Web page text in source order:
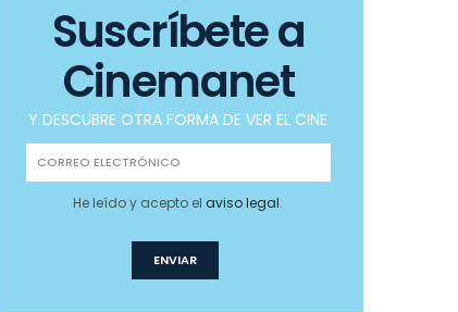
Suscríbete a
Cinemanet
Y DESCUBRE OTRA FORMA DE VER EL CINE
He leído y acepto elaviso legal.